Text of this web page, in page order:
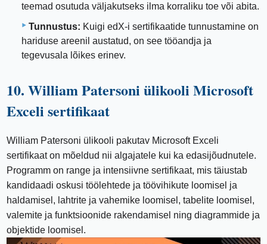
teemad osutuda väljakutseks ilma korraliku toe või abita.
Tunnustus: Kuigi edX-i sertifikaatide tunnustamine on
hariduse areenil austatud, on see tööandja ja
tegevusala lõikes erinev.
10. William Patersoni ülikooli Microsoft
Exceli sertifikaat
William Patersoni ülikooli pakutav Microsoft Exceli
sertifikaat on mõeldud nii algajatele kui ka edasijõudnutele.
Programm on range ja intensiivne sertifikaat, mis täiustab
kandidaadi oskusi töölehtede ja töövihikute loomisel ja
haldamisel, lahtrite ja vahemike loomisel, tabelite loomisel,
valemite ja funktsioonide rakendamisel ning diagrammide ja
objektide loomisel.